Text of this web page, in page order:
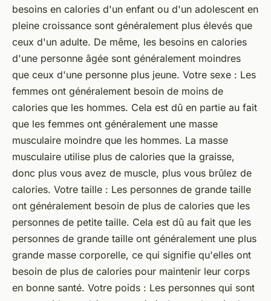
besoins en calories d'un enfant ou d'un adolescent en
pleine croissance sont généralement plus élevés que
ceux d'un adulte. De même, les besoins en calories
d'une personne âgée sont généralement moindres
que ceux d'une personne plus jeune. Votre sexe : Les
femmes ont généralement besoin de moins de
calories que les hommes. Cela est dû en partie au fait
que les femmes ont généralement une masse
musculaire moindre que les hommes. La masse
musculaire utilise plus de calories que la graisse,
donc plus vous avez de muscle, plus vous brûlez de
calories. Votre taille : Les personnes de grande taille
ont généralement besoin de plus de calories que les
personnes de petite taille. Cela est dû au fait que les
personnes de grande taille ont généralement une plus
grande masse corporelle, ce qui signifie qu'elles ont
besoin de plus de calories pour maintenir leur corps
en bonne santé. Votre poids : Les personnes qui sont